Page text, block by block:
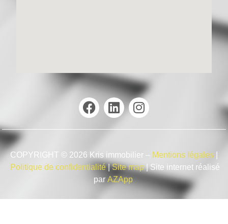
COPYRIGHT © 2026 Kris immobilier – Mentions légales
Politique de confidentialité|Site map| Site internet réalisé
par AZApp